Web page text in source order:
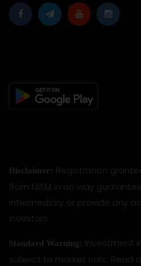
Disclaimer: Registration
from NISM in no way
intermediary or provide any
investors.
Standard Warning: Investment
subject to market risks. Read